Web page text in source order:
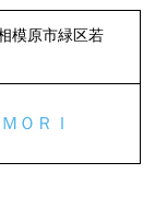
模原市緑区若
ＯＲＩ